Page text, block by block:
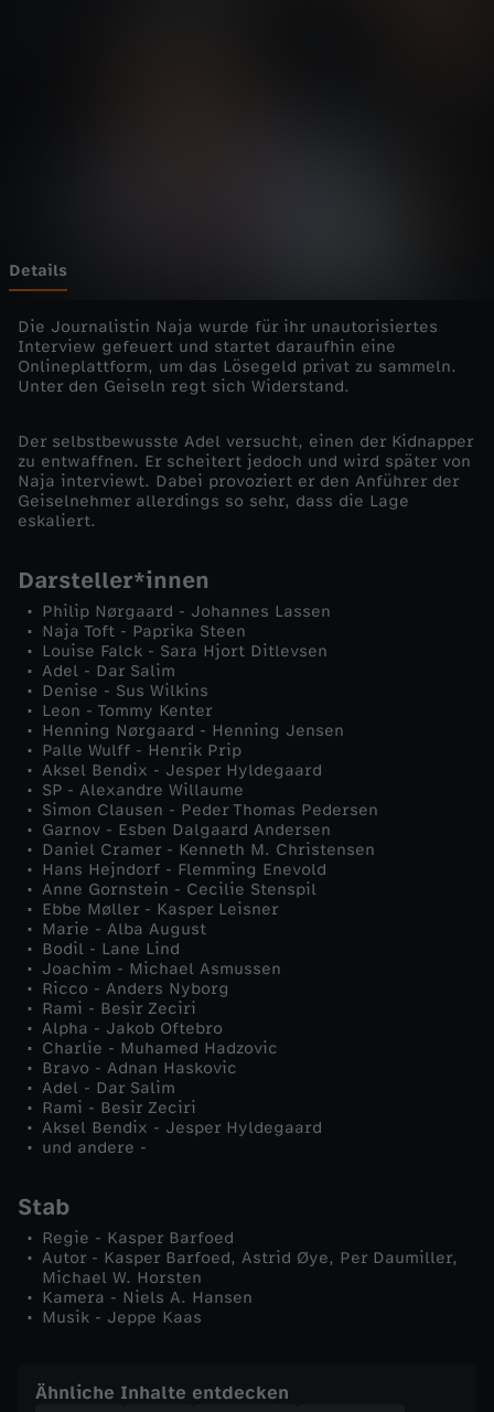
e
n
h
a
g
n
-
T
a
g
2
Details
Die Journalistin Naja wurde für ihr unautorisiertes
Interview gefeuert und startet daraufhin eine
Onlineplattform, um das Lösegeld privat zu sammeln.
Unter den Geiseln regt sich Widerstand.
Der selbstbewusste Adel versucht, einen der Kidnapper
zu entwaffnen. Er scheitert jedoch und wird später von
Naja interviewt. Dabei provoziert er den Anführer der
Geiselnehmer allerdings so sehr, dass die Lage
eskaliert.
Darsteller*innen
Philip Nørgaard - Johannes Lassen
Naja Toft - Paprika Steen
Louise Falck - Sara Hjort Ditlevsen
Adel - Dar Salim
Denise - Sus Wilkins
Leon - Tommy Kenter
Henning Nørgaard - Henning Jensen
Palle Wulff - Henrik Prip
Aksel Bendix - Jesper Hyldegaard
SP - Alexandre Willaume
Simon Clausen - Peder Thomas Pedersen
Garnov - Esben Dalgaard Andersen
Daniel Cramer - Kenneth M. Christensen
Hans Hejndorf - Flemming Enevold
Anne Gornstein - Cecilie Stenspil
Ebbe Møller - Kasper Leisner
Marie - Alba August
Bodil - Lane Lind
Joachim - Michael Asmussen
Ricco - Anders Nyborg
Rami - Besir Zeciri
Alpha - Jakob Oftebro
Charlie - Muhamed Hadzovic
Bravo - Adnan Haskovic
Adel - Dar Salim
Rami - Besir Zeciri
Aksel Bendix - Jesper Hyldegaard
und andere -
Stab
Regie - Kasper Barfoed
Autor - Kasper Barfoed, Astrid Øye, Per Daumiller,
Michael W. Horsten
Kamera - Niels A. Hansen
Musik - Jeppe Kaas
Ähnliche Inhalte entdecken